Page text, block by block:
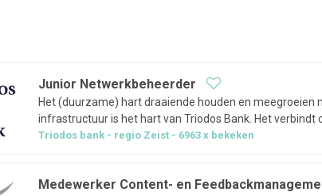
Junior Netwerkbeheerder
Het (duurzame) hart draaiende houden en meegroeien met
infrastructuur is het hart van Triodos Bank. Het verbindt
Belangrijk voor jouw (toekomstige) collega’s in binnen-
Triodos bank regio Zeist 6963x bekeken
Medewerker Content- en